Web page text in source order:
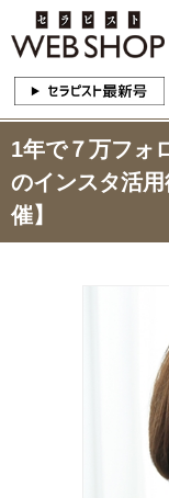
1年で７万フォ
のインスタ活
催】